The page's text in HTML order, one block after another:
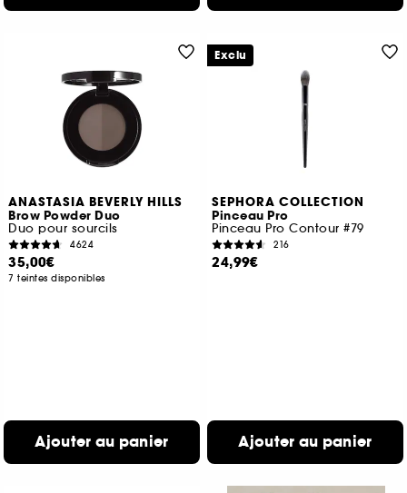
ANASTASIA BEVERLY HILLS
Brow Powder Duo
Duo pour sourcils
4624
35,00€
7 teintes disponibles
Ajouter au panier
SEPHORA COLLECTION
Pinceau Pro
Pinceau Pro Contour #79
216
24,99€
Ajouter au panier
Exclu